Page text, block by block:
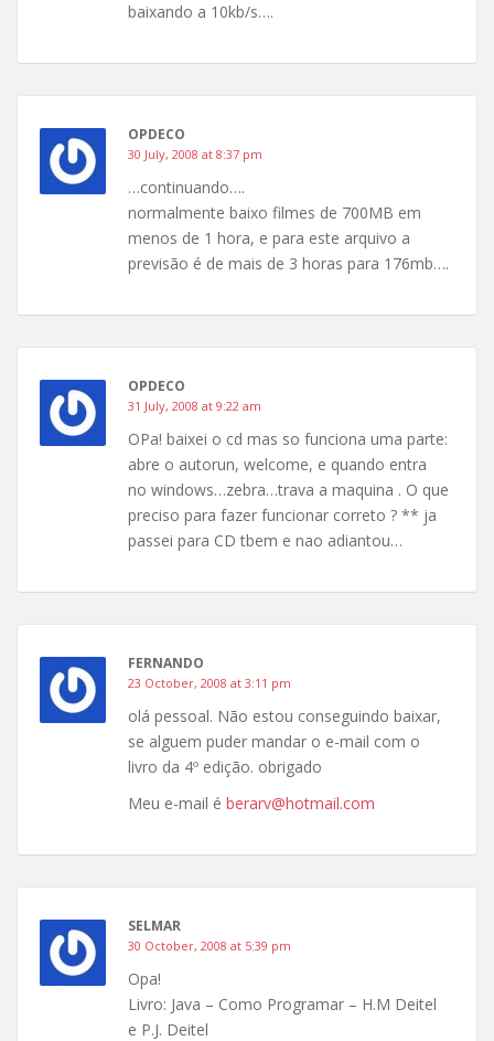
baixando a 10kb/s….
OPDECO
30 July, 2008 at 8:37 pm
…continuando….
normalmente baixo filmes de 700MB em
menos de 1 hora, e para este arquivo a
previsão é de mais de 3 horas para 176mb….
OPDECO
31 July, 2008 at 9:22 am
OPa! baixei o cd mas so funciona uma parte:
abre o autorun, welcome, e quando entra
no windows…zebra…trava a maquina . O que
preciso para fazer funcionar correto ? ** ja
passei para CD tbem e nao adiantou…
FERNANDO
23 October, 2008 at 3:11 pm
olá pessoal. Não estou conseguindo baixar,
se alguem puder mandar o e-mail com o
livro da 4º edição. obrigado
Meu e-mail é berarv@hotmail.com
SELMAR
30 October, 2008 at 5:39 pm
Opa!
Livro: Java – Como Programar – H.M Deitel
e P.J. Deitel